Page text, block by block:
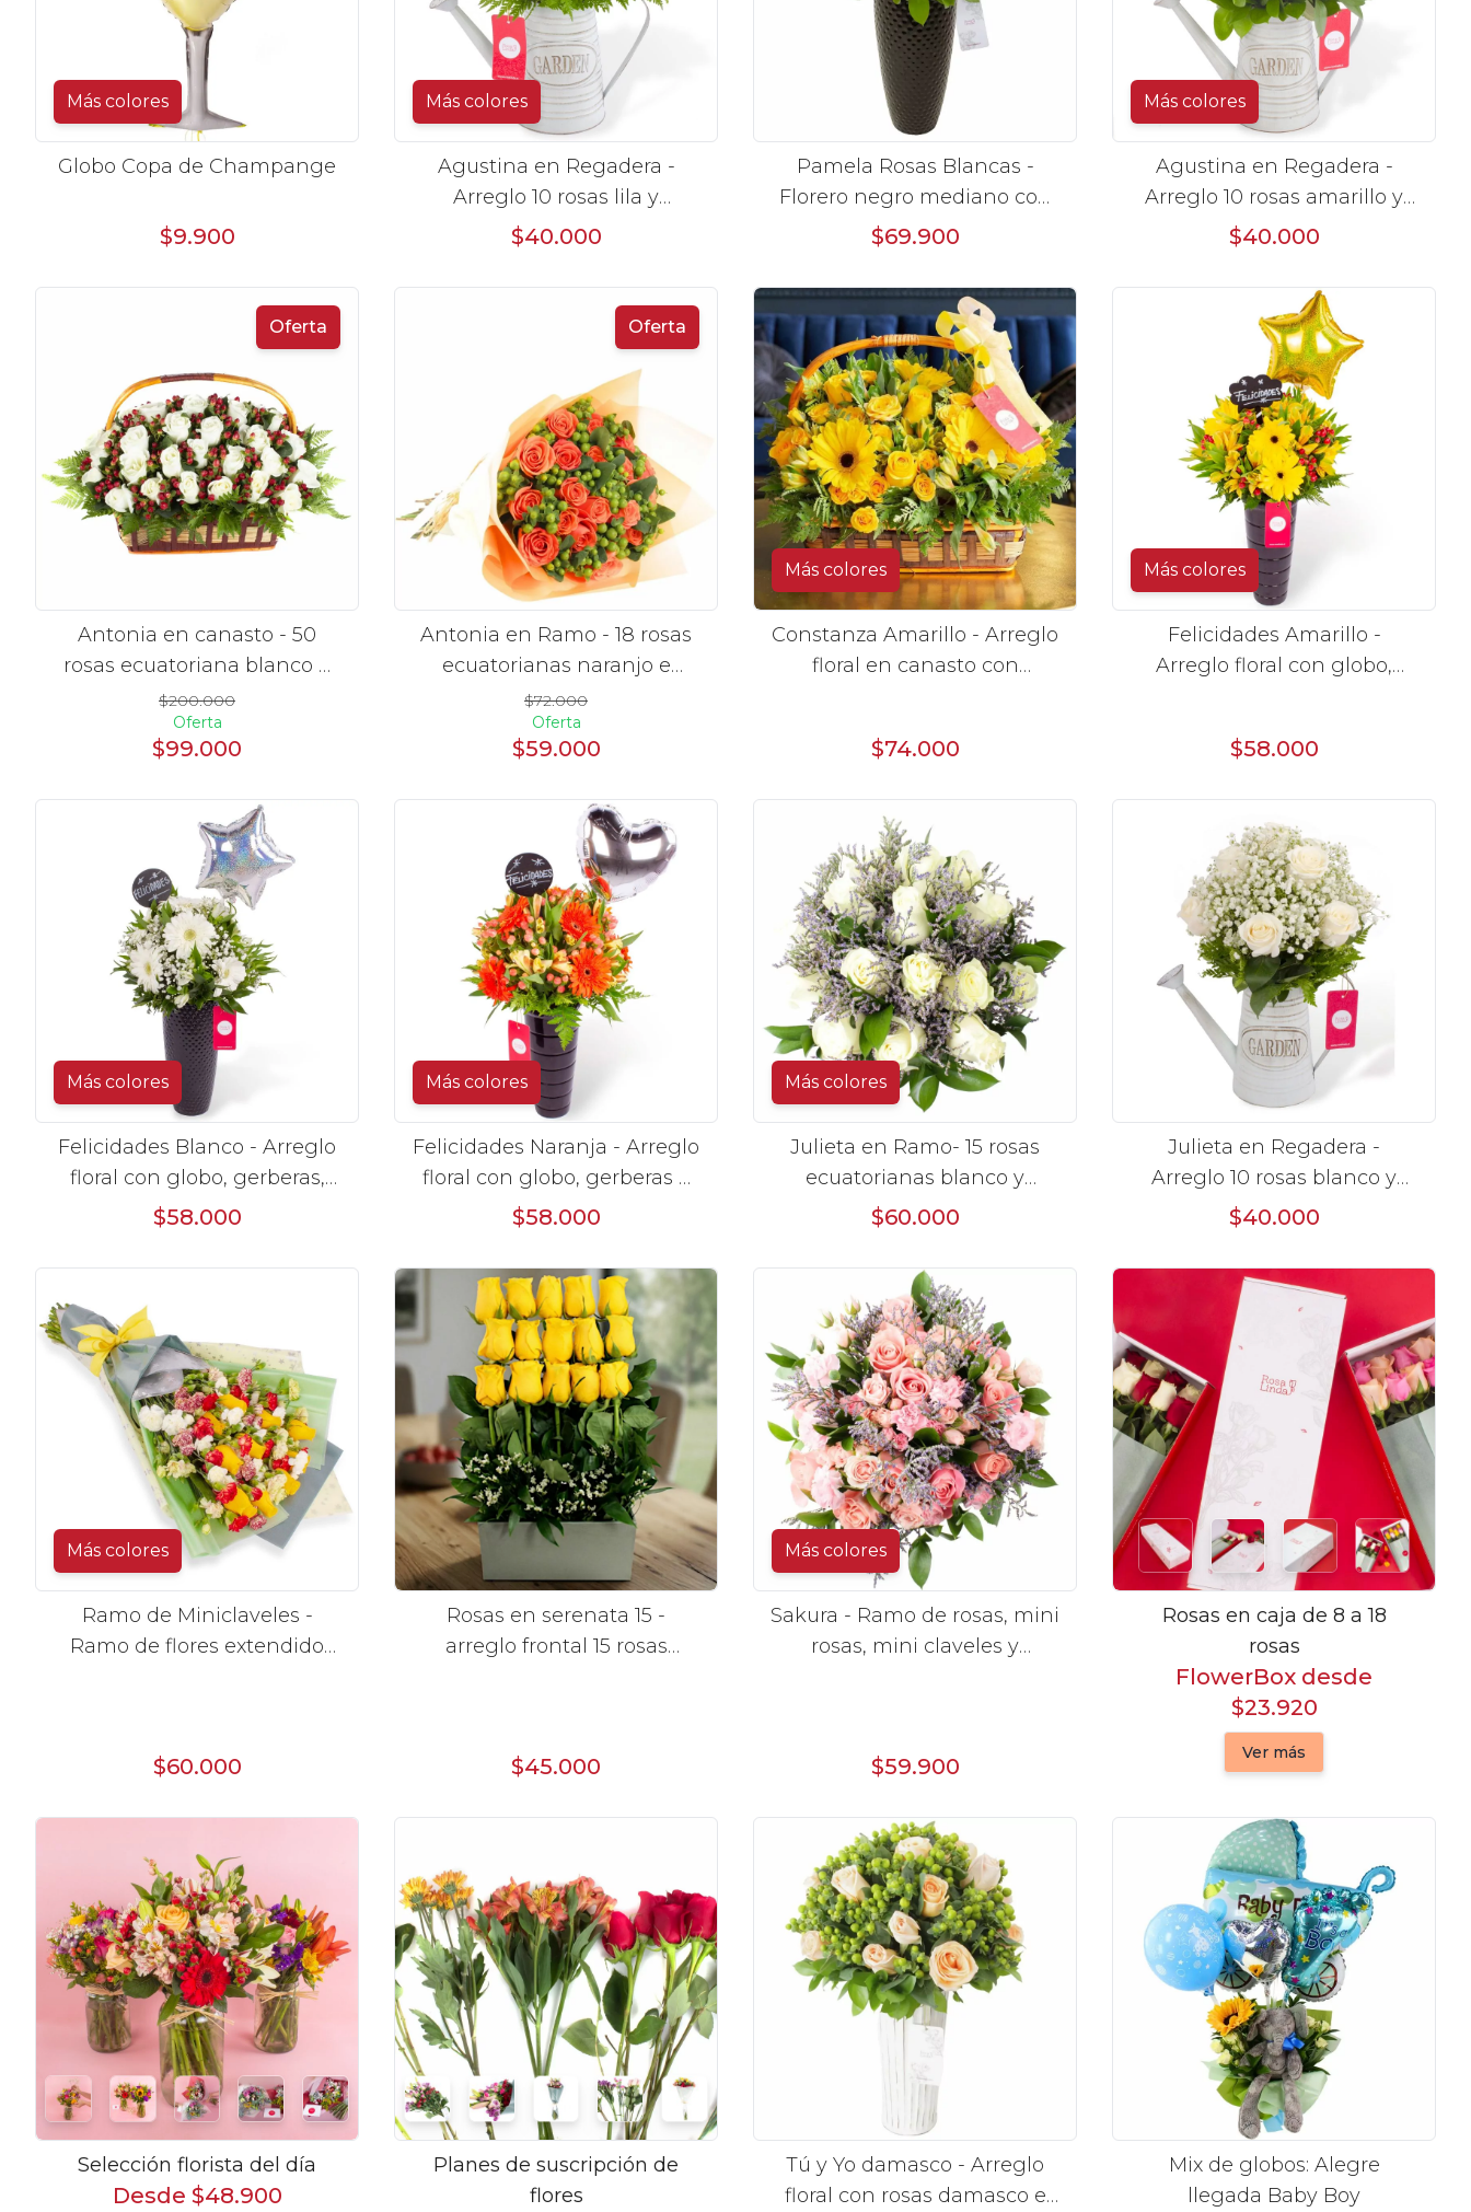
Más colores
Globo Copa de Champange
$9.900
Más colores
Agustina en Regadera -
Arreglo 10 rosas lila y
astromelias
$40.000
Pamela Rosas Blancas -
Florero negro mediano con
rosas blancas y mini claveles
$69.900
Más colores
Agustina en Regadera -
Arreglo 10 rosas amarillo y
astromelia
$40.000
Oferta
Antonia en canasto - 50
rosas ecuatoriana blanco e
hypericum
$200.000
Oferta
$99.000
Oferta
Antonia en Ramo - 18 rosas
ecuatorianas naranjo e
hypericum
$72.000
Oferta
$59.000
Más colores
Constanza Amarillo - Arreglo
floral en canasto con
$74.000
Más colores
Felicidades Amarillo -
Arreglo floral con globo,
$58.000
Más colores
Felicidades Blanco - Arreglo
floral con globo, gerberas,
astromelias y gypsophilas
$58.000
Más colores
Felicidades Naranja - Arreglo
floral con globo, gerberas y
astromelias naranjas e
$58.000
Más colores
Julieta en Ramo- 15 rosas
ecuatorianas blanco y
limonium
$60.000
Julieta en Regadera -
Arreglo 10 rosas blanco y
gypo
$40.000
Más colores
Ramo de Miniclaveles -
Ramo de flores extendido
$60.000
Rosas en serenata 15 -
arreglo frontal 15 rosas
$45.000
Más colores
Sakura - Ramo de rosas, mini
rosas, mini claveles y
$59.900
Rosas en caja de 8 a 18
rosas
FlowerBox desde
$23.920
Ver más
Selección florista del día
Desde $48.900
Planes de suscripción de
flores
Tú y Yo damasco - Arreglo
floral con rosas damasco e
Mix de globos: Alegre
llegada Baby Boy